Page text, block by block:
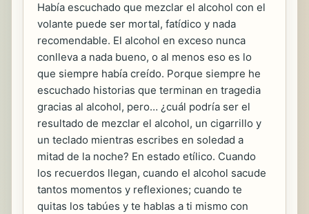
Había escuchado que mezclar el alcohol con el
volante puede ser mortal, fatídico y nada
recomendable. El alcohol en exceso nunca
conlleva a nada bueno, o al menos eso es lo
que siempre había creído. Porque siempre he
escuchado historias que terminan en tragedia
gracias al alcohol, pero… ¿cuál podría ser el
resultado de mezclar el alcohol, un cigarrillo y
un teclado mientras escribes en soledad a
mitad de la noche? En estado etílico. Cuando
los recuerdos llegan, cuando el alcohol sacude
tantos momentos y reflexiones; cuando te
quitas los tabúes y te hablas a ti mismo con